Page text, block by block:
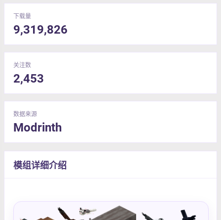
下载量
9,319,826
关注数
2,453
数据来源
Modrinth
模组详细介绍